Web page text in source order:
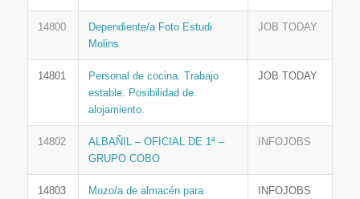
14800
Dependiente/a Foto Estudi
Molins
JOB TODAY
14801
Personal de cocina. Trabajo
estable. Posibilidad de
alojamiento.
JOB TODAY
14802
ALBAÑIL – OFICIAL DE 1ª –
GRUPO COBO
INFOJOBS
14803
Mozo/a de almacén para
INFOJOBS